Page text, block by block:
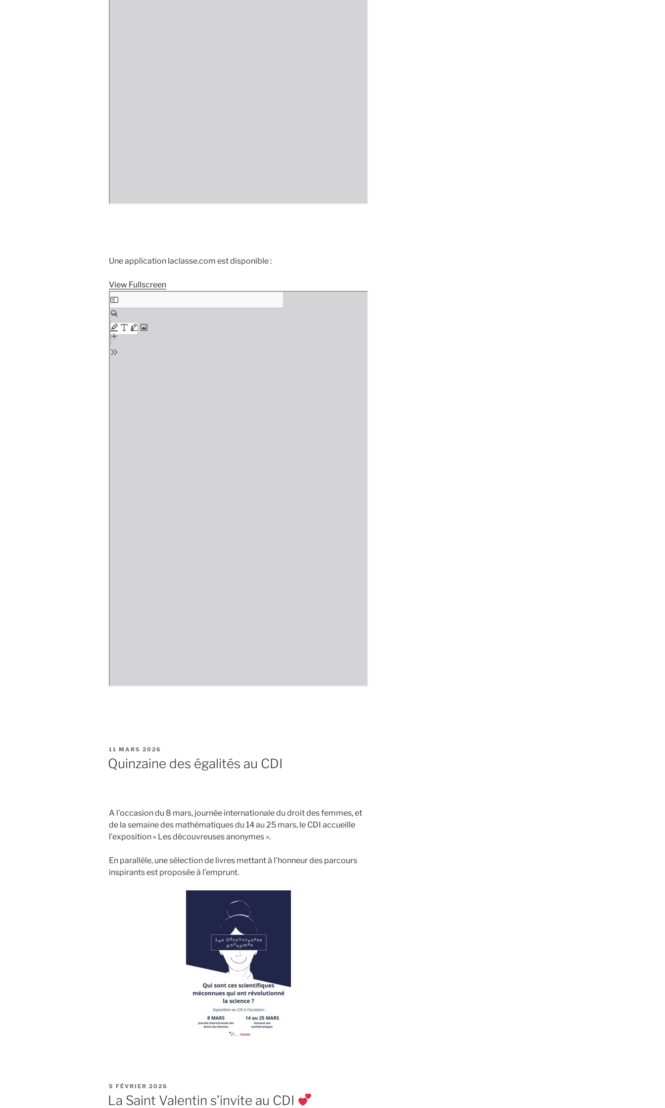
Une application laclasse.com est disponible :
View Fullscreen
Aller
au
contenu
PDF
PUBLIÉ
11 MARS 2026
Quinzaine des égalités au CDI
A l’occasion du 8 mars, journée internationale du droit des femmes, et
de la semaine des mathématiques du 14 au 25 mars, le CDI accueille
l’exposition « Les découvreuses anonymes ».
En parallèle, une sélection de livres mettant à l’honneur des parcours
inspirants est proposée à l’emprunt.
PUBLIÉ
LE
5 FÉVRIER 2026
La Saint Valentin s’invite au CDI